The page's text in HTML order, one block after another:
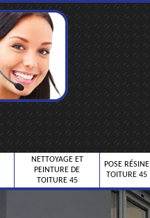
NETTOYAGE ET
PEINTURE DE
TOITURE 45
POSE RÉSINE
TOITURE 45